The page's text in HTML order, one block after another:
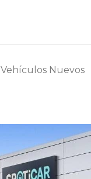
Vehículos Nuevos